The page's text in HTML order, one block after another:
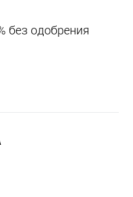
без одобрения